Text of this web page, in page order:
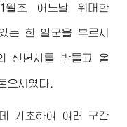
월초 어느날 위대한
는 한 일군을 부르시
신년사를 받들고 올
으시였다.
기초하여 여러 구간